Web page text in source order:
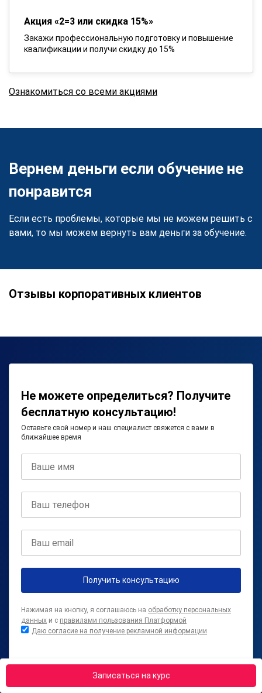
Записаться на курс
Акция «2=3 или скидка 15%»
Закажи профессиональную подготовку и повышение
квалификации и получи скидку до 15%
Ознакомиться со всеми акциями
Вернем деньги если обучение не
понравится
Если есть проблемы, которые мы не можем решить с
вами, то мы можем вернуть вам деньги за обучение.
Отзывы корпоративных клиентов
Не можете определиться? Получите
бесплатную консультацию!
Оставьте свой номер и наш специалист свяжется с вами в
ближайшее время
Получить консультацию
Нажимая на кнопку, я соглашаюсь на обработку персональных
данных и с правилами пользования Платформой
Даю согласие на получение рекламной информации